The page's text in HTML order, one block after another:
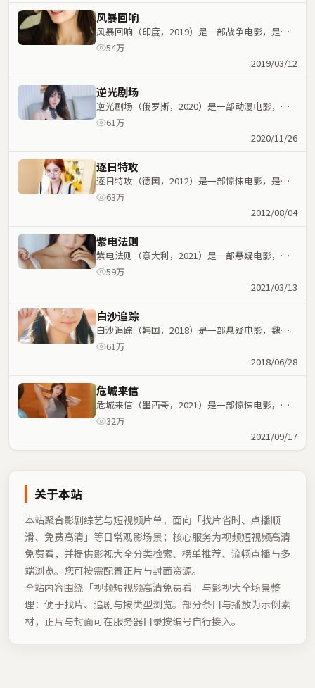
风暴回响
风暴回响（印度，2019）是一部战争电影，是枝
裕和执导，张译、金敏喜等主演；战争元素与人物
54万
2019/03/12
逆光剧场
逆光剧场（俄罗斯，2020）是一部动漫电影，奉
俊昊执导，刘德华、汤唯等主演；动漫元素与人物
61万
2020/11/26
逐日特攻
逐日特攻（德国，2012）是一部惊悚电影，是枝
裕和执导，马思纯、李秉宪等主演；惊悚元素与人
63万
2012/08/04
紫电法则
紫电法则（意大利，2021）是一部悬疑电影，乌
尔善执导，任素汐、木村拓哉等主演；悬疑元素与
59万
2021/03/13
白沙追踪
白沙追踪（韩国，2018）是一部悬疑电影，魏德
圣执导，古天乐、雷佳音等主演；悬疑元素与人物
61万
2018/06/28
危城来信
危城来信（墨西哥，2021）是一部惊悚电影，洪
尚秀执导，周润发、王景春等主演；惊悚元素与人
32万
2021/09/17
关于本站
本站聚合影剧综艺与短视频片单，面向「找片省时、点播顺
滑、免费高清」等日常观影场景；核心服务为视频短视频高清
免费看，并提供影视大全分类检索、榜单推荐、流畅点播与多
端浏览。您可按需配置正片与封面资源。
全站内容围绕「视频短视频高清免费看 」与影视大全场景整
理：便于找片、追剧与按类型浏览。部分条目与播放为示例素
材，正片与封面可在服务器目录按编号自行接入。